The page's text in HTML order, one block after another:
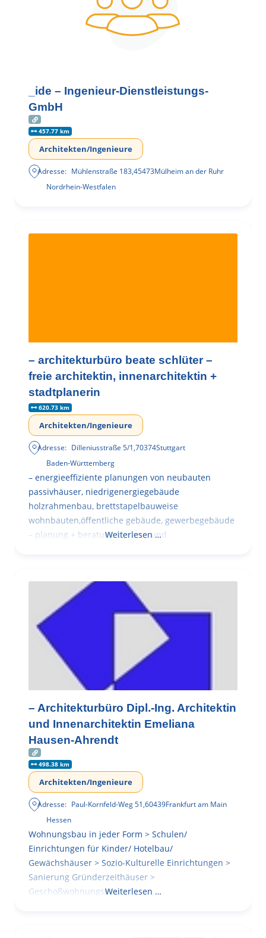
_ide – Ingenieur-Dienstleistungs-
GmbH
457.77 km
Architekten/Ingenieure
Adresse: Mühlenstraße 183,45473Mülheim an der Ruhr
Nordrhein-Westfalen
– architekturbüro beate schlüter –
freie architektin, innenarchitektin +
stadtplanerin
620.73 km
Architekten/Ingenieure
Adresse: Dilleniusstraße 5/1,70374Stuttgart
Baden-Württemberg
– energieeffiziente planungen von neubauten
passivhäuser, niedrigenergiegebäude
holzrahmenbau, brettstapelbauweise
wohnbauten,öffentliche gebäude, gewerbegebäude
– planung + beratung bei an – und
Weiterlesen …
– Architekturbüro Dipl.-Ing. Architektin
und Innenarchitektin Emeliana
Hausen-Ahrendt
498.38 km
Architekten/Ingenieure
Adresse: Paul-Kornfeld-Weg 51,60439Frankfurt am Main
Hessen
Wohnungsbau in jeder Form > Schulen/
Einrichtungen für Kinder/ Hotelbau/
Gewächshäuser > Sozio-Kulturelle Einrichtungen >
Sanierung Gründerzeithäuser >
GeschoßwohnungsbauWeiterlesen …